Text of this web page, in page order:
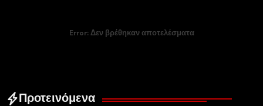
Error:Δεν βρέθηκαν αποτελέσματα
Προτεινόμενα